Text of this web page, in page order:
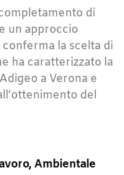
di
un approccio
la scelta di
ha caratterizzato la
a Verona e
del
Ambientale